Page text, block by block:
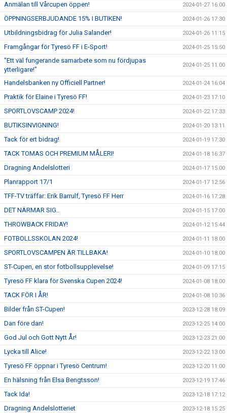
Anmälan till Vårcupen öppen! 2024-01-27 16:00
ÖPPNINGSERBJUDANDE 15% I BUTIKEN! 2024-01-26 17:30
Utbildningsbidrag för Julia Salander! 2024-01-26 11:15
Framgångar för Tyresö FF i E-Sport! 2024-01-25 15:50
"Ett väl fungerande samarbete som nu fördjupas
ytterligare!"
2024-01-25 11:00
Handelsbanken ny Officiell Partner! 2024-01-24 16:04
Praktik för Elaine i Tyresö FF! 2024-01-23 17:10
SPORTLOVSCAMP 2024! 2024-01-22 17:33
BUTIKSINVIGNING! 2024-01-20 13:11
Tack för ert bidrag! 2024-01-19 17:30
TACK TOMAS OCH PREMIUM MÅLERI! 2024-01-18 16:37
Dragning Andelslotteri 2024-01-17 15:00
Planrapport 17/1 2024-01-17 12:56
TFF-TV träffar: Erik Barrulf, Tyresö FF Herr 2024-01-16 17:28
DET NÄRMAR SIG.. 2024-01-15 17:00
THROWBACK FRIDAY! 2024-01-12 15:44
FOTBOLLSSKOLAN 2024! 2024-01-11 18:00
SPORTLOVSCAMPEN ÄR TILLBAKA! 2024-01-10 18:00
ST-Cupen, en stor fotbollsupplevelse! 2024-01-09 17:15
Tyresö FF klara för Svenska Cupen 2024! 2024-01-08 18:00
TACK FÖR I ÅR! 2024-01-08 10:36
Bilder från ST-Cupen! 2023-12-28 18:09
Dan före dan! 2023-12-25 14:00
God Jul och Gott Nytt År! 2023-12-23 21:00
Lycka till Alice! 2023-12-22 13:00
Tyresö FF öppnar i Tyresö Centrum! 2023-12-20 11:00
En hälsning från Elsa Bengtsson! 2023-12-19 17:46
Tack Ida! 2023-12-18 17:12
Dragning Andelslotteriet 2023-12-18 15:25